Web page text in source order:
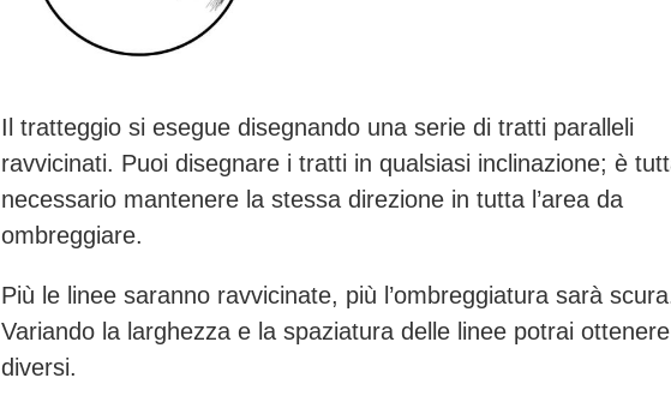
Il tratteggio si esegue disegnando una serie di tratti paralleli
ravvicinati. Puoi disegnare i tratti in qualsiasi inclinazione; è
necessario mantenere la stessa direzione in tutta l’area da
ombreggiare.
Più le linee saranno ravvicinate, più l’ombreggiatura sarà
Variando la larghezza e la spaziatura delle linee potrai
diversi.